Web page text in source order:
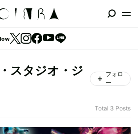
スタジオ・ジ
フォロ
ー
Total 3 Posts